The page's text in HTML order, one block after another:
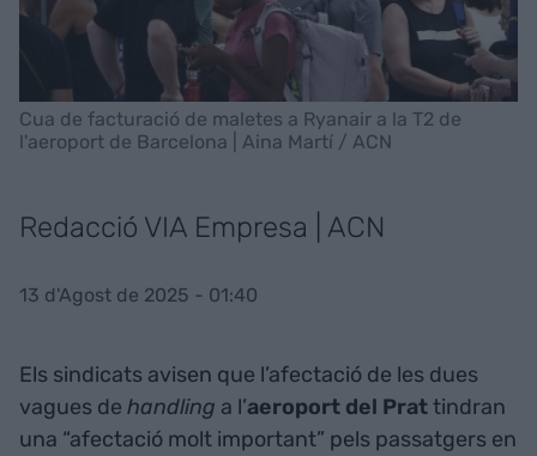
Cua de facturació de maletes a Ryanair a la T2 de
l'aeroport de Barcelona | Aina Martí / ACN
Redacció VIA Empresa | ACN
13 d'Agost de 2025 - 01:40
Els sindicats avisen que l’afectació de les dues
vagues de handling a l’aeroport del Prattindran
una “afectació molt important” pels passatgers en